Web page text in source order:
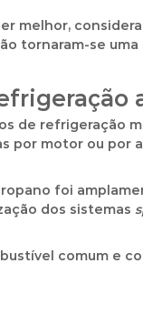
melhor,
tornaram-se
de refrigeração
por motor ou por
foi
dos sistemas
comum e